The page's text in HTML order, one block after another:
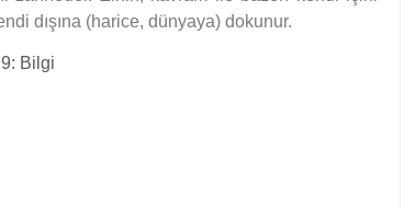
dışına (harice, dünyaya) dokunur.
9: Bilgi